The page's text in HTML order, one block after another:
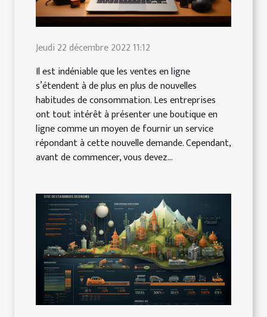
Jeudi 22 décembre 2022 11:12
Il est indéniable que les ventes en ligne
s’étendent à de plus en plus de nouvelles
habitudes de consommation. Les entreprises
ont tout intérêt à présenter une boutique en
ligne comme un moyen de fournir un service
répondant à cette nouvelle demande. Cependant,
avant de commencer, vous devez...